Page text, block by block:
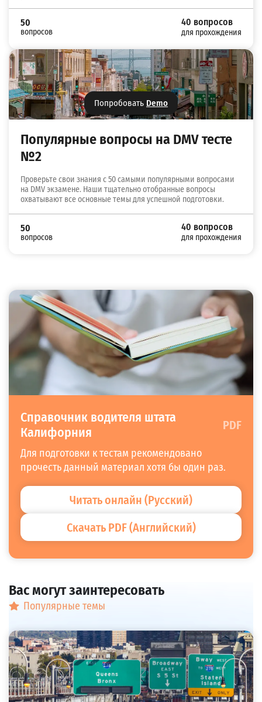
50
вопросов
40 вопросов
для прохождения
Попробовать Demo
Популярные вопросы на DMV тесте
№2
Проверьте свои знания с 50 самыми популярными вопросами
на DMV экзамене. Наши тщательно отобранные вопросы
охватывают все основные темы для успешной подготовки.
50
вопросов
40 вопросов
для прохождения
Справочник водителя штата
Калифорния
PDF
Для подготовки к тестам рекомендовано
прочесть данный материал хотя бы один раз.
Читать онлайн (Русский)
Скачать PDF (Английский)
Вас могут заинтересовать
Популярные темы